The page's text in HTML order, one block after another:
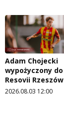
Adam Chojecki
wypożyczony do
Resovii Rzeszów
2026.08.03 12:00